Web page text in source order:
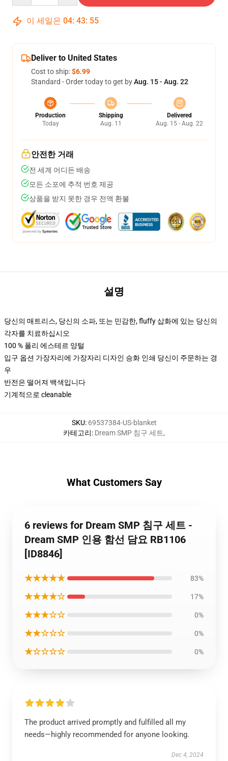
이 세일은 04: 43: 54
Deliver to United States
Cost to ship:$6.99
Standard - Order today to get byAug. 15 - Aug. 22
Production
Today
Shipping
Aug. 11
Delivered
Aug. 15 - Aug. 22
안전한 거래
전 세계 어디든 배송
모든 소포에 추적 번호 제공
상품을 받지 못한 경우 전액 환불
설명
당신의 매트리스, 당신의 소파, 또는 민감한, fluffy 삽화에 있는 당신의
각자를 치료하십시오
100 % 폴리 에스테르 양털
입구 옵션 가장자리에 가장자리 디자인 승화 인쇄 당신이 주문하는 경
우
반전은 떨어져 백색입니다
기계적으로 cleanable
SKU: 69537384-US-blanket
카테고리: Dream SMP 침구 세트,
What Customers Say
6 reviews for Dream SMP 침구 세트 -
Dream SMP 인용 함선 담요 RB1106
[ID8846]
★★★★★ 83%
★★★★☆ 17%
★★★☆☆ 0%
★★☆☆☆ 0%
★☆☆☆☆ 0%
The product arrived promptly and fulfilled all my
needs—highly recommended for anyone looking.
Dec 4, 2024